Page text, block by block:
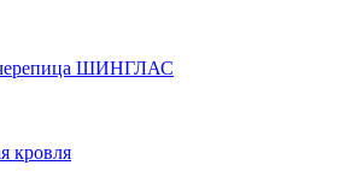
ШИНГЛАС
кровля